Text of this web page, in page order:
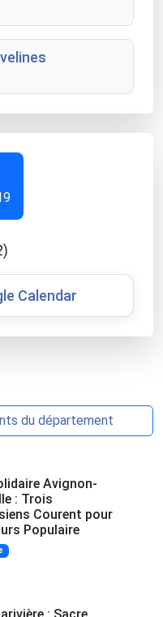
Calendar
du département
Avignon-
: Trois
Courent pour
Populaire